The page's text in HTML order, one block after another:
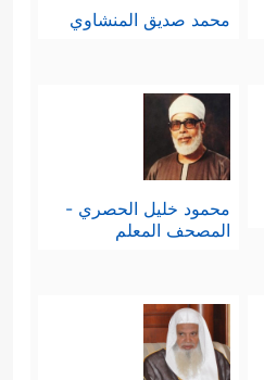
محمد صديق المنشاوي
محمود خليل الحصري -
المصحف المعلم